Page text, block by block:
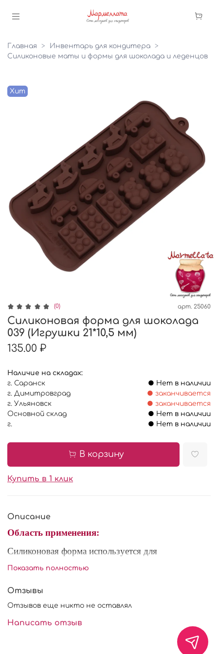
Главная
Инвентарь для кондитера
Силиконовые маты и формы для шоколада и леденцов
Хит
(0) арт. 25060
Силиконовая форма для шоколада
039 (Игрушки 21*10,5 мм)
135.00 ₽
Наличие на складах:
г. Саранск
● Нет в наличии
г. Димитровград
● заканчивается
г. Ульяновск
● заканчивается
Основной склад
● Нет в наличии
г.
● Нет в наличии
В корзину
Купить в 1 клик
Описание
Область применения:
Силиконовая форма используется для
приготовления, заморозки, охлаждения
изготовлено изделие очень гибкий, поэтому не
готового продукта. Форма многоразового
использования, выдерживает температуры от -50С
Показать полностью
Отзывы
Отзывов еще никто не оставлял
Написать отзыв